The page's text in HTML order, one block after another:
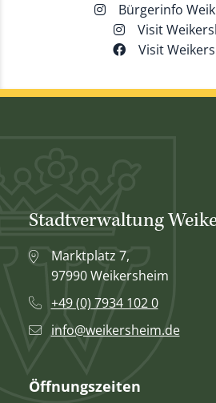
Bürgerinfo
Visit
Visit
Stadtverwaltung
Marktplatz 7,
97990 Weikersheim
+49 (0) 7934 102 0
info@weikersheim.de
Öffnungszeiten